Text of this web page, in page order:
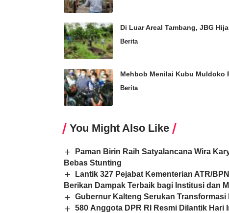
Di Luar Areal Tambang, JBG
Berita
Mehbob Menilai Kubu Muldoko
Berita
You Might Also Like
Paman Birin Raih Satyalancana Wira
Bebas Stunting
Lantik 327 Pejabat Kementerian ATR/
Berikan Dampak Terbaik bagi Institusi dan
Gubernur Kalteng Serukan
580 Anggota DPR RI Resmi Dilantik Hari